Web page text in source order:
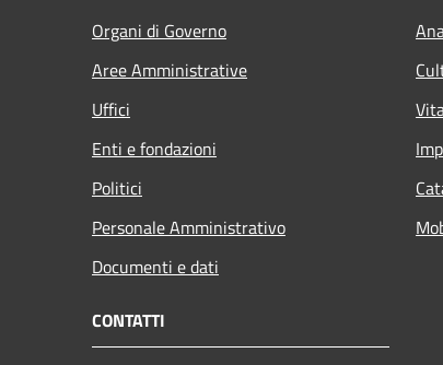
Organi di Governo
Aree Amministrative
Uffici
Enti e fondazioni
Politici
Personale Amministrativo
Documenti e dati
CONTATTI